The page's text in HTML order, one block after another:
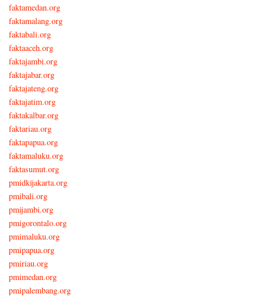
faktamedan.org
faktamalang.org
faktabali.org
faktaaceh.org
faktajambi.org
faktajabar.org
faktajateng.org
faktajatim.org
faktakalbar.org
faktariau.org
faktapapua.org
faktamaluku.org
faktasumut.org
pmidkijakarta.org
pmibali.org
pmijambi.org
pmigorontalo.org
pmimaluku.org
pmipapua.org
pmiriau.org
pmimedan.org
pmipalembang.org